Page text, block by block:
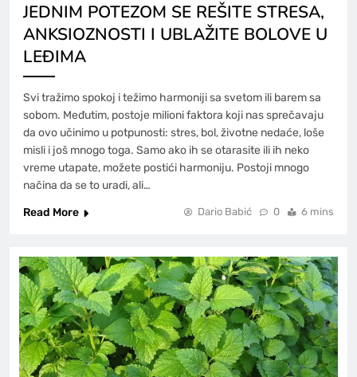
JEDNIM POTEZOM SE REŠITE STRESA,
ANKSIOZNOSTI I UBLAŽITE BOLOVE U
LEĐIMA
Svi tražimo spokoj i težimo harmoniji sa svetom ili barem sa
sobom. Međutim, postoje milioni faktora koji nas sprečavaju
da ovo učinimo u potpunosti: stres, bol, životne nedaće, loše
misli i još mnogo toga. Samo ako ih se otarasite ili ih neko
vreme utapate, možete postići harmoniju. Postoji mnogo
načina da se to uradi, ali…
Read More
Dario Babić 0 6 mins